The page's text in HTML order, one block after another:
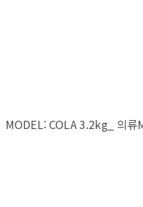
MODEL: COLA 3.2kg_ 의